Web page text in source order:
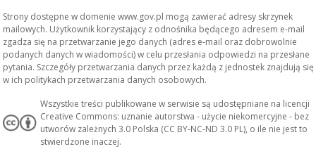
Strony dostępne w domenie www.gov.pl mogą zawierać adresy skrzynek
mailowych. Użytkownik korzystający z odnośnika będącego adresem e-mail
zgadza się na przetwarzanie jego danych (adres e-mail oraz dobrowolnie
podanych danych w wiadomości) w celu przesłania odpowiedzi na przesłane
pytania. Szczegóły przetwarzania danych przez każdą z jednostek znajdują się
w ich politykach przetwarzania danych osobowych.
Wszystkie treści publikowane w serwisie są udostępniane na licencji
Creative Commons: uznanie autorstwa - użycie niekomercyjne - bez
utworów zależnych 3.0 Polska (CC BY-NC-ND 3.0 PL), o ile nie jest to
stwierdzone inaczej.